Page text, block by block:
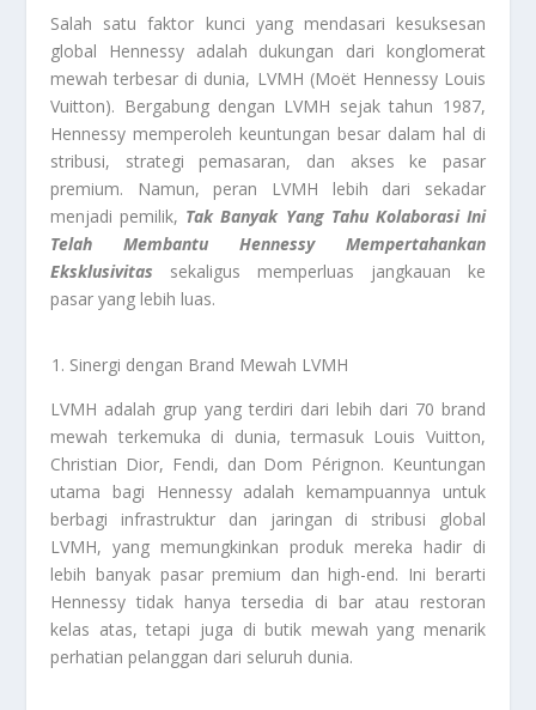
Salah satu faktor kunci yang mendasari kesuksesan
global Hennessy adalah dukungan dari konglomerat
mewah terbesar di dunia, LVMH (Moët Hennessy Louis
Vuitton). Bergabung dengan LVMH sejak tahun 1987,
Hennessy memperoleh keuntungan besar dalam hal di
stribusi, strategi pemasaran, dan akses ke pasar
premium. Namun, peran LVMH lebih dari sekadar
menjadi pemilik, Tak BanyakYang Tahu Kolaborasi Ini
Telah Membantu Hennessy Mempertahankan
Eksklusivitas sekaligus memperluas jangkauan ke
pasar yang lebih luas.
Sinergi dengan Brand Mewah LVMH
LVMH adalah grup yang terdiri dari lebih dari 70 brand
mewah terkemuka di dunia, termasuk Louis Vuitton,
Christian Dior, Fendi, dan Dom Pérignon. Keuntungan
utama bagi Hennessy adalah kemampuannya untuk
berbagi infrastruktur dan jaringan di stribusi global
LVMH, yang memungkinkan produk mereka hadir di
lebih banyak pasar premium dan high-end. Ini berarti
Hennessy tidak hanya tersedia di bar atau restoran
kelas atas, tetapi juga di butik mewah yang menarik
perhatian pelanggan dari seluruh dunia.